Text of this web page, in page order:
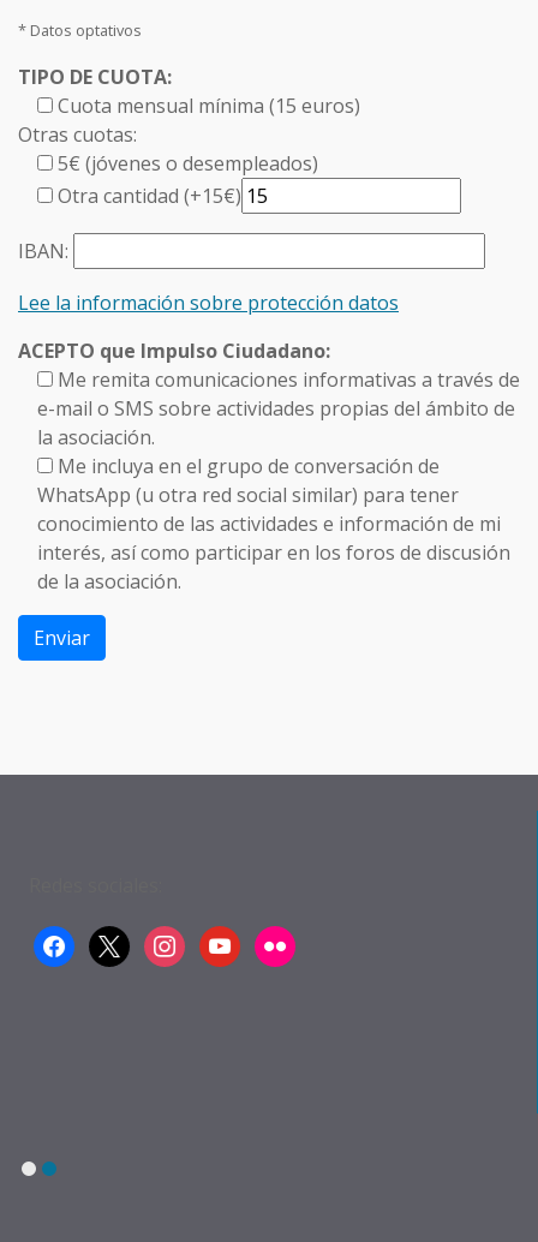
* Datos optativos
TIPO DE CUOTA:
Cuota mensual mínima (15 euros)
Otras cuotas:
5€ (jóvenes o desempleados)
Otra cantidad (+15€)
IBAN:
Lee la información sobre protección datos
ACEPTO que Impulso Ciudadano:
Me remita comunicaciones informativas a través de
e-mail o SMS sobre actividades propias del ámbito de
la asociación.
Me incluya en el grupo de conversación de
WhatsApp (u otra red social similar) para tener
conocimiento de las actividades e información de mi
interés, así como participar en los foros de discusión
de la asociación.
facebook
x instagramyoutubeflickr
1 2